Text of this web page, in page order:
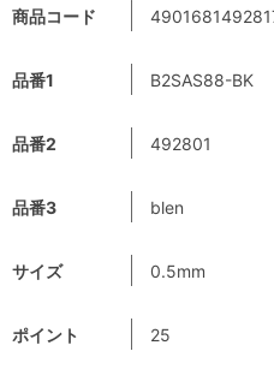
商品コード
品番1 B2SAS88-BK
品番2 492801
品番3 blen
サイズ 0.5mm
ポイント 25